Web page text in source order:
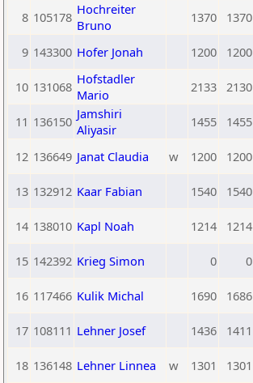
8 105178 Hochreiter
Bruno
1370 1370
9 143300 Hofer Jonah 1200 1200
10 131068 Hofstadler
Mario
2133 2130
11 136150 Jamshiri
Aliyasir
1455 1455
12 136649 Janat Claudia w 1200 1200
13 132912 Kaar Fabian 1540 1540
14 138010 Kapl Noah 1214 1214
15 142392 Krieg Simon 0 0
16 117466 Kulik Michal 1690 1686
17 108111 Lehner Josef 1436 1411
18 136148 Lehner Linnea w 1301 1301